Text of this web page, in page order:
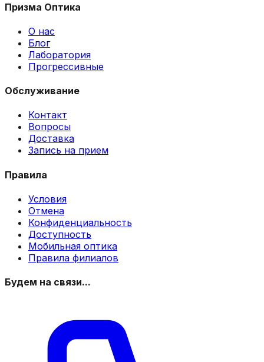
Призма Оптика
О нас
Блог
Лаборатория
Прогрессивные
Обслуживание
Контакт
Вопросы
Доставка
Запись на прием
Правила
Условия
Отмена
Конфиденциальность
Доступность
Мобильная оптика
Правила филиалов
Будем на связи...